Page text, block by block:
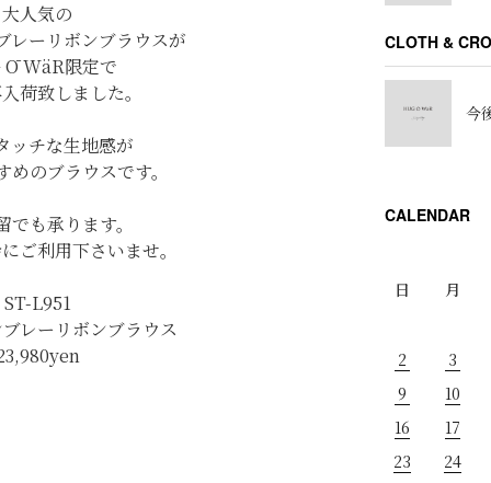
大人気の
レーリボンブラウスが
WäR限定で
荷致しました。
ッチな生地感が
めのブラウスです。
でも承ります。
ご利用下さいませ。
ST-L951
レーリボンブラウス
CLOTH &
今
CALENDAR
日
月
2
3
9
10
16
17
23
24